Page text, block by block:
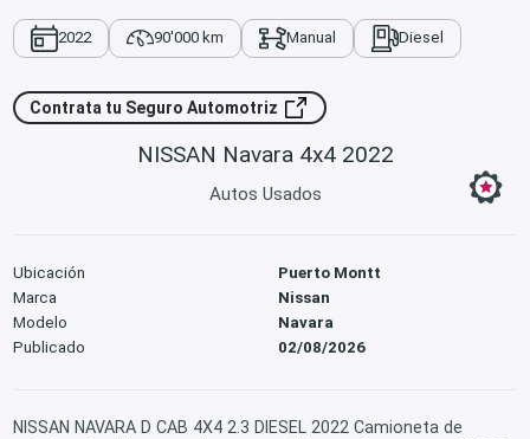
2022 90'000 km Manual Diesel
Contrata tu Seguro Automotriz
NISSAN Navara 4x4 2022
Autos Usados
Ubicación
Puerto Montt
Marca
Nissan
Modelo
Navara
Publicado
02/08/2026
NISSAN NAVARA D CAB 4X4 2.3 DIESEL 2022 Camioneta de